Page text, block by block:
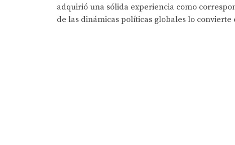
adquirió una sólida experiencia como
de las dinámicas políticas globales lo convierte